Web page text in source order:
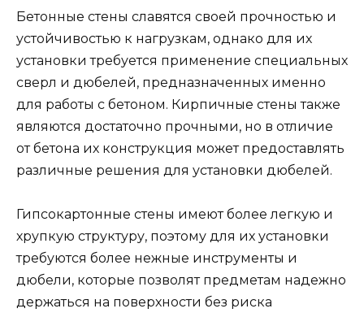
Бетонные стены славятся своей прочностью и
устойчивостью к нагрузкам, однако для их
установки требуется применение специальных
сверл и дюбелей, предназначенных именно
для работы с бетоном. Кирпичные стены также
являются достаточно прочными, но в отличие
от бетона их конструкция может предоставлять
различные решения для установки дюбелей.
Гипсокартонные стены имеют более легкую и
хрупкую структуру, поэтому для их установки
требуются более нежные инструменты и
дюбели, которые позволят предметам надежно
держаться на поверхности без риска